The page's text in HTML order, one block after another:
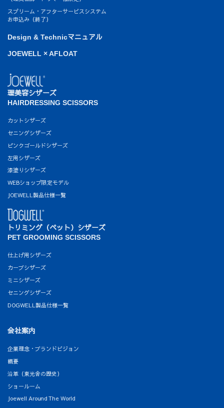
スプリーム・アフターサービスシステム
お申込み（終了）
Design & Technicマニュアル
JOEWELL × AFLOAT
理美容シザーズ
HAIRDRESSING SCISSORS
カットシザーズ
セニングシザーズ
ピンクゴールドシザーズ
左用シザーズ
漆塗りシザーズ
WEBショップ限定モデル
JOEWELL製品仕様一覧
トリミング（ペット）シザーズ
PET GROOMING SCISSORS
仕上げ用シザーズ
カーブシザーズ
ミニシザーズ
セニングシザーズ
DOGWELL製品仕様一覧
会社案内
企業理念・ブランドビジョン
概要
沿革（東光舎の歴史）
ショールーム
Joewell Around The World